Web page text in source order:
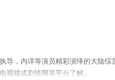
导，内详等演员精彩演绎的大陆
视猫或剧情网等平台了解。